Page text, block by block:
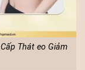
Thát eo Giảm